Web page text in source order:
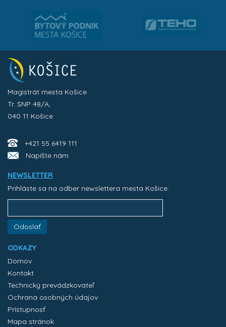
Magistrát mesta Košice
Tr. SNP 48/A,
040 11 Košice
+421 55 6419 111
Napíšte nám
NEWSLETTER
Prihláste sa na odber newslettera mesta Košice:
Odoslať
ODKAZY
Domov
Kontakt
Technický prevádzkovateľ
Ochrana osobných údajov
Prístupnosť
Mapa stránok